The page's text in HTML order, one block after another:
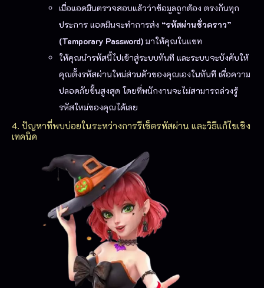
เมื่อแอดมินตรวจสอบแล้วว่าข้อมูลถูกต้อง ตรงกันทุก
ประการ แอดมินจะทำการส่ง “รหัสผ่านชั่วคราว”
(Temporary Password) มาให้คุณในแชท
ให้คุณนำรหัสนี้ไปเข้าสู่ระบบทันที และระบบจะบังคับให้
คุณตั้งรหัสผ่านใหม่ส่วนตัวของคุณเองในทันที เพื่อความ
ปลอดภัยขั้นสูงสุด โดยที่พนักงานจะไม่สามารถล่วงรู้
รหัสใหม่ของคุณได้เลย
4. ปัญหาที่พบบ่อยในระหว่างการรีเซ็ตรหัสผ่าน และวิธีแก้ไขเชิง
เทคนิค